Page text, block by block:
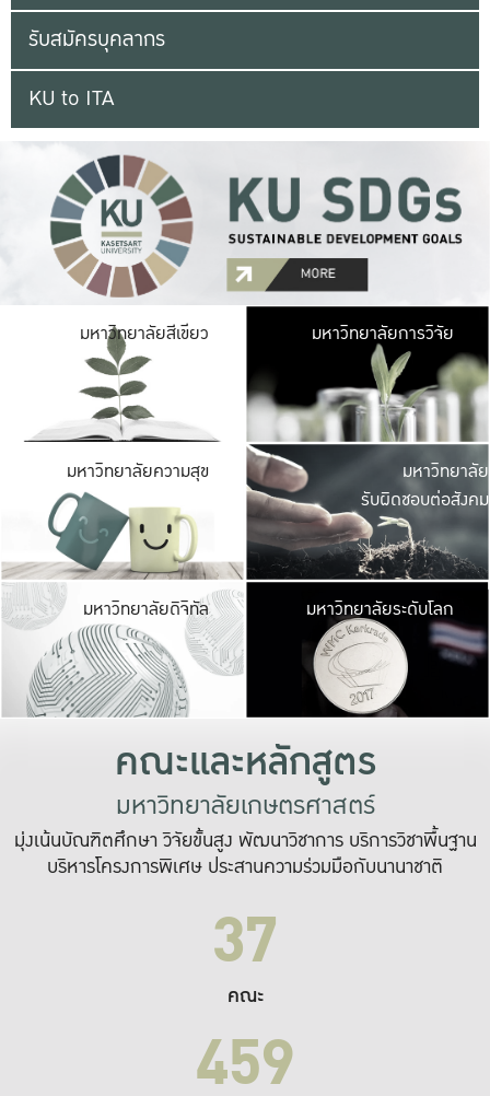
รับสมัครบุคลากร
KU to ITA
มหาวิทยาลัยสีเขียว มหาวิ
มีพื้นที่เขียวสดใส
เป็นป่าในเมือง เกษต
มหาวิทยาลัยการวิจัย
มหาวิทยาลัยความสุข มหาวิ
ค
เปิดประ
และพบเรื่องราวใ
มหาวิทยาลัย
รับผิดชอบต่อสังคม
มหาวิทยาลัยดิจิทัล มหาวิ
เปลี่ยนแปลง แล
เพื่อทำง
ระบบสารสนเทศ
มหาวิทยาลัยระดับโลก
คณะและหลักสูตร
มหาวิทยาลัยเกษตรศาสตร์
มุ่งเน้นบัณฑิตศึกษา วิจัยขั้นสูง พัฒนาวิชาการ บริการวิชาพื้นฐาน
บริหารโครงการพิเศษ ประสานความร่วมมือกับนานาชาติ
37
คณะ
459